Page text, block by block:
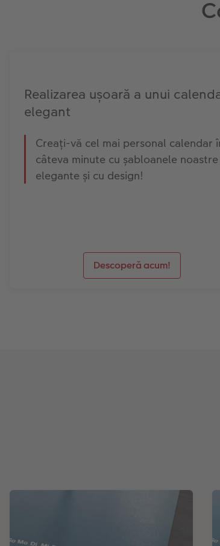
Realizarea ușoară a unui
elegant
Creați-vă cel mai personal calendar
câteva minute cu șabloanele noastre
elegante și cu design!
Descoperă acum!